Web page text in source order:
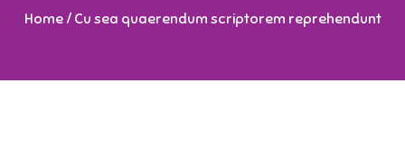
Home / Cu sea quaerendum scriptorem reprehendunt